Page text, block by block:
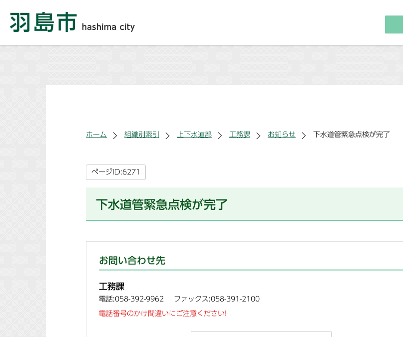
ホーム 組織別索引 上下水道部 工務課 お知らせ 下水道管緊急点検が完了
ページID:6271
下水道管緊急点検が完了
お問い合わせ先
工務課
電話:058-392-9962 ファックス:058-391-2100
電話番号のかけ間違いにご注意ください!